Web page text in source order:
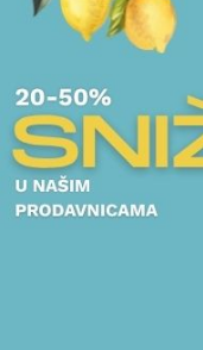
DEČJI PROGRAM